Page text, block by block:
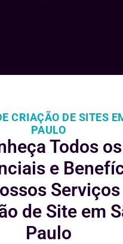
CRIAÇÃO DE SITES
PAULO
Todos os
e
de Site em
Paulo